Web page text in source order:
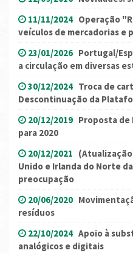
11/11/2024 Operação
veículos de mercadorias e
23/01/2026 Portugal/
a circulação em diversas
30/12/2024 Troca de
Descontinuação da
20/12/2019 Proposta de
para 2020
20/12/2021
Unido e Irlanda do Norte
preocupação
20/06/2020
resíduos
22/10/2024 Apoio à
analógicos e digitais